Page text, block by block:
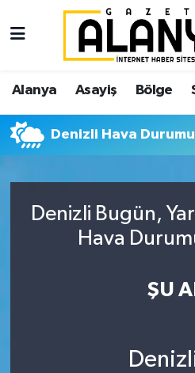
Alanya Asayiş Bölge
Denizli Hava Durumu
Denizli Bugün,
Hava
ŞU
Alanya
Asayiş
Bölge
Siyaset
Spor
İstanbul Nöbetçi
İstanbul Hava Durumu
İstanbul Trafik Yoğunluk
Süper Lig Puan Durumu
Tüm Manşetler